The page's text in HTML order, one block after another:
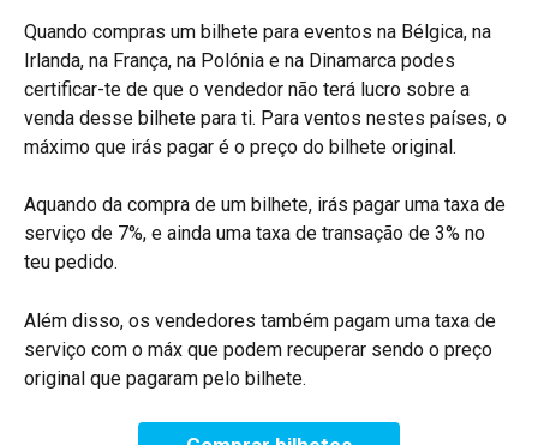
Quando compras um bilhete para eventos na Bélgica, na
Irlanda, na França, na Polónia e na Dinamarca podes
certificar-te de que o vendedor não terá lucro sobre a
venda desse bilhete para ti. Para ventos nestes países, o
máximo que irás pagar é o preço do bilhete original.
Aquando da compra de um bilhete, irás pagar uma taxa de
serviço de 7%, e ainda uma taxa de transação de 3% no
teu pedido.
Além disso, os vendedores também pagam uma taxa de
serviço com o máx que podem recuperar sendo o preço
original que pagaram pelo bilhete.